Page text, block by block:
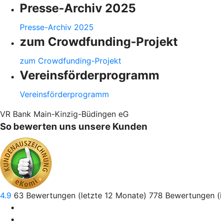
Presse-Archiv 2025
Presse-Archiv 2025
zum Crowdfunding-Projekt
zum Crowdfunding-Projekt
Vereinsförderprogramm
Vereinsförderprogramm
VR Bank Main-Kinzig-Büdingen eG
So bewerten uns unsere Kunden
4.9 63 Bewertungen (letzte 12 Monate) 778 Bewertungen